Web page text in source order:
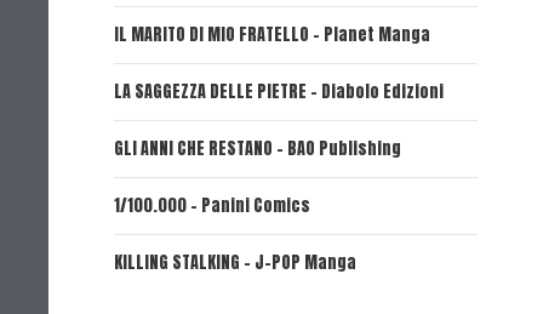
IL MARITO DI MIO FRATELLO - Planet Manga
LA SAGGEZZA DELLE PIETRE - Diabolo Edizioni
GLI ANNI CHE RESTANO - BAO Publishing
1/100.000 - Panini Comics
KILLING STALKING - J-POP Manga